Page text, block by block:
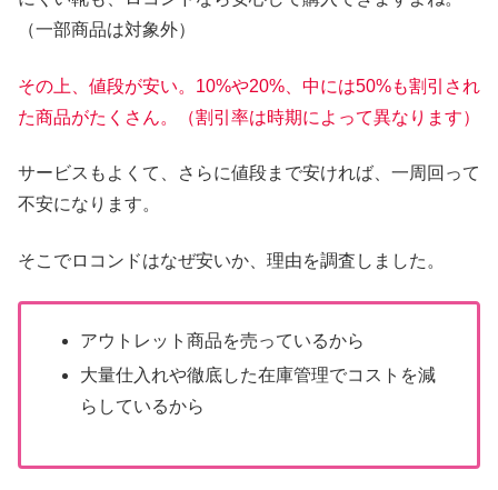
（一部商品は対象外）
その上、値段が安い。10%や20%、中には50%も割引され
た商品がたくさん。（割引率は時期によって異なります）
サービスもよくて、さらに値段まで安ければ、一周回って
不安になります。
そこでロコンドはなぜ安いか、理由を調査しました。
アウトレット商品を売っているから
大量仕入れや徹底した在庫管理でコストを減
らしているから